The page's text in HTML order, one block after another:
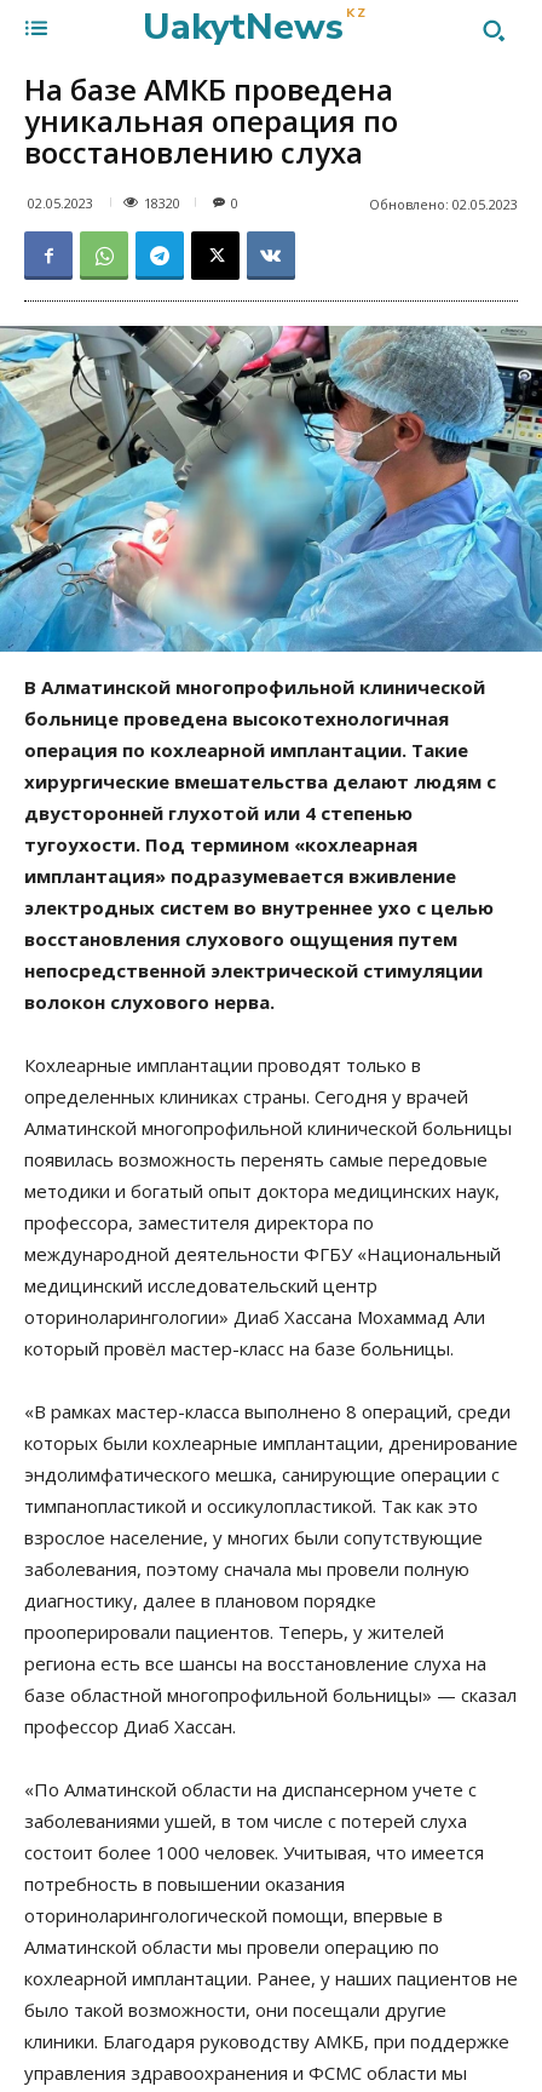
UakytNews KZ
На базе АМКБ проведена
уникальная операция по
восстановлению слуха
02.05.2023 18320 Обновлено: 02.05.2023
0
В Алматинской многопрофильной клинической
больнице проведена высокотехнологичная
операция по кохлеарной имплантации. Такие
хирургические вмешательства делают людям с
двусторонней глухотой или 4 степенью
тугоухости. Под термином «кохлеарная
имплантация» подразумевается вживление
электродных систем во внутреннее ухо с целью
восстановления слухового ощущения путем
непосредственной электрической стимуляции
волокон слухового нерва.
Кохлеарные имплантации проводят только в
определенных клиниках страны. Сегодня у врачей
Алматинской многопрофильной клинической больницы
появилась возможность перенять самые передовые
методики и богатый опыт доктора медицинских наук,
профессора, заместителя директора по
международной деятельности ФГБУ «Национальный
медицинский исследовательский центр
оториноларингологии» Диаб Хассана Мохаммад Али
который провёл мастер-класс на базе больницы.
«В рамках мастер-класса выполнено 8 операций, среди
которых были кохлеарные имплантации, дренирование
эндолимфатического мешка, санирующие операции с
тимпанопластикой и оссикулопластикой. Так как это
взрослое население, у многих были сопутствующие
заболевания, поэтому сначала мы провели полную
диагностику, далее в плановом порядке
прооперировали пациентов. Теперь, у жителей
региона есть все шансы на восстановление слуха на
базе областной многопрофильной больницы» — сказал
профессор Диаб Хассан.
«По Алматинской области на диспансерном учете с
заболеваниями ушей, в том числе с потерей слуха
состоит более 1000 человек. Учитывая, что имеется
потребность в повышении оказания
оториноларингологической помощи, впервые в
Алматинской области мы провели операцию по
кохлеарной имплантации. Ранее, у наших пациентов не
было такой возможности, они посещали другие
клиники. Благодаря руководству АМКБ, при поддержке
управления здравоохранения и ФСМС области мы